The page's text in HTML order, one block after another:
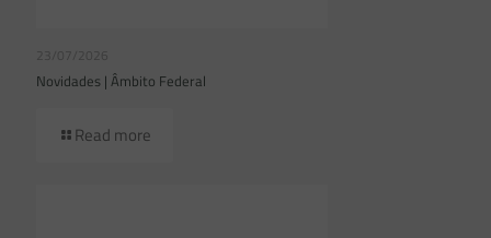
23/07/2026
Novidades | Âmbito Federal
Read more